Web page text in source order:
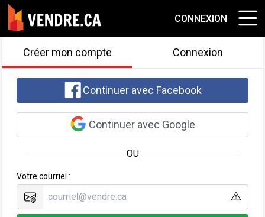
CONNEXION
Créer mon compte Connexion
Continuer avec Facebook
Continuer avec Google
OU
Votre courriel :